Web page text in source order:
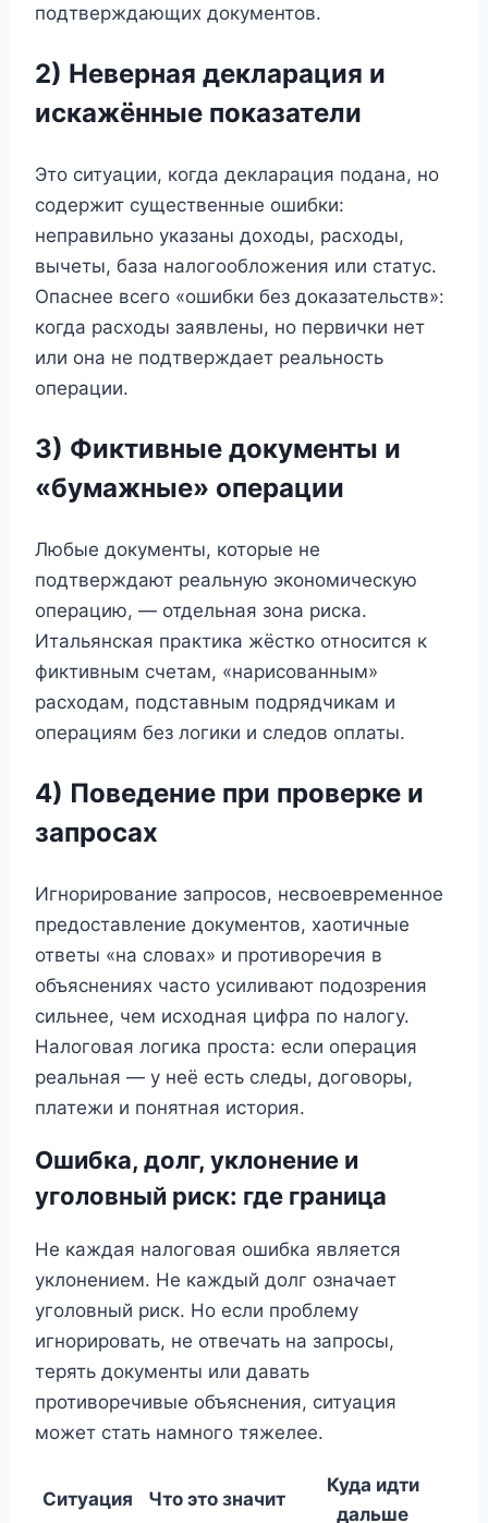
подтверждающих документов.
2) Неверная декларация и
искажённые показатели
Это ситуации, когда декларация подана, но
содержит существенные ошибки:
неправильно указаны доходы, расходы,
вычеты, база налогообложения или статус.
Опаснее всего «ошибки без доказательств»:
когда расходы заявлены, но первички нет
или она не подтверждает реальность
операции.
3) Фиктивные документы и
«бумажные» операции
Любые документы, которые не
подтверждают реальную экономическую
операцию, — отдельная зона риска.
Итальянская практика жёстко относится к
фиктивным счетам, «нарисованным»
расходам, подставным подрядчикам и
операциям без логики и следов оплаты.
4) Поведение при проверке и
запросах
Игнорирование запросов, несвоевременное
предоставление документов, хаотичные
ответы «на словах» и противоречия в
объяснениях часто усиливают подозрения
сильнее, чем исходная цифра по налогу.
Налоговая логика проста: если операция
реальная — у неё есть следы, договоры,
платежи и понятная история.
Ошибка, долг, уклонение и
уголовный риск: где граница
Не каждая налоговая ошибка является
уклонением. Не каждый долг означает
уголовный риск. Но если проблему
игнорировать, не отвечать на запросы,
терять документы или давать
противоречивые объяснения, ситуация
может стать намного тяжелее.
Ситуация Что это значит
Куда идти
дальше